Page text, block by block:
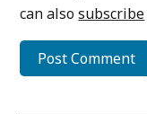
can alsosubscribe